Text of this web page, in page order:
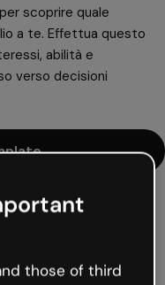
scoprire quale
a te. Effettua questo
abilità e
verso decisioni
those of third